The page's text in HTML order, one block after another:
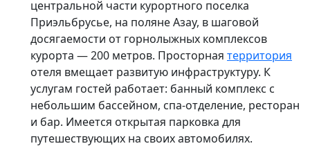
центральной части курортного поселка
Приэльбрусье, на поляне Азау, в шаговой
досягаемости от горнолыжных комплексов
курорта — 200 метров. Просторная территория
отеля вмещает развитую инфраструктуру. К
услугам гостей работает: банный комплекс с
небольшим бассейном, спа-отделение, ресторан
и бар. Имеется открытая парковка для
путешествующих на своих автомобилях.